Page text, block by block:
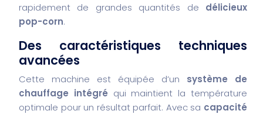
rapidement de grandes quantités de délicieux
pop-corn.
Des caractéristiques techniques
avancées
Cette machine est équipée d’un système de
chauffage intégré qui maintient la température
optimale pour un résultat parfait. Avec sa capacité